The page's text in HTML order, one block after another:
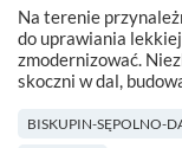
Na terenie
do uprawiania
zmodernizować.
skoczni w dal,
BISKUPIN-SĘPOLNO-